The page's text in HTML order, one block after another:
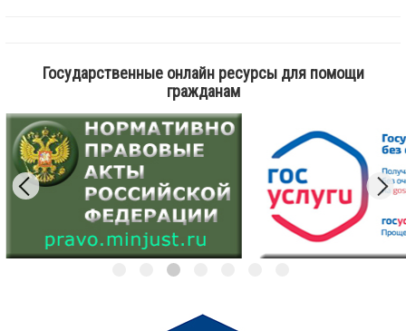
Государственные онлайн ресурсы для помощи
гражданам